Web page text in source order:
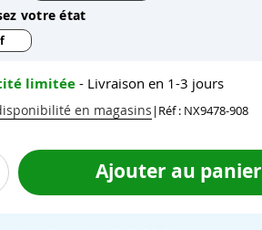
votre état
limitée - Livraison en 1-3 jours
en magasins | Réf : NX9478-908
Ajouter au panier